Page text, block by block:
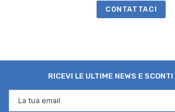
CONTATTACI
RICEVI LE ULTIME NEWS E